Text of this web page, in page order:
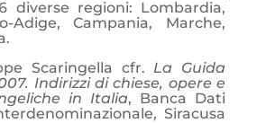
diverse regioni: Lombardia,
Adige, Campania, Marche,
Scaringella cfr. La Guida
Indirizzi di chiese, opere e
in Italia, Banca Dati
Siracusa